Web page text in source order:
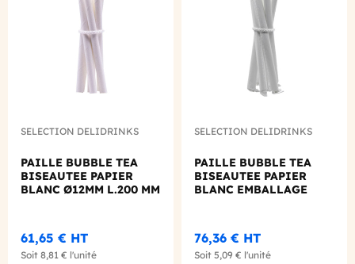
SELECTION DELIDRINKS
PAILLE BUBBLE TEA
BISEAUTEE PAPIER
BLANC Ø12MM L.200 MM
61,65 € HT
Soit 8,81 € l'unité
SELECTION DELIDRINKS
PAILLE BUBBLE TEA
BISEAUTEE PAPIER
BLANC EMBALLAGE
76,36 € HT
Soit 5,09 € l'unité